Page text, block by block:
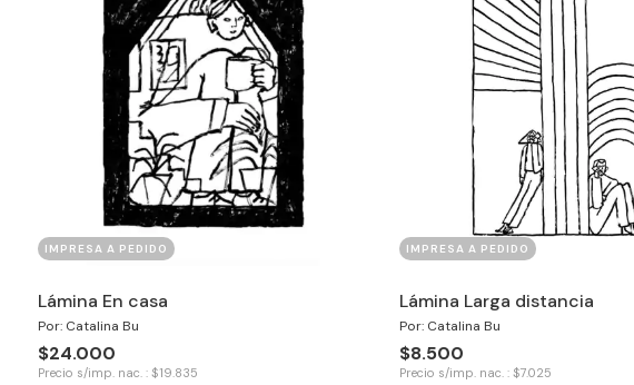
IMPRESA A PEDIDO
Lámina En casa
Por: Catalina Bu
$24.000
Precio s/imp. nac. : $19.835
IMPRESA A PEDIDO
Lámina Larga distancia
Por: Catalina Bu
$8.500
Precio s/imp. nac. : $7.025